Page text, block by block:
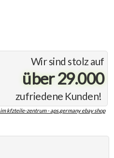
Wir sind stolz auf
über 29.000
zufriedene Kunden!
im kfzteile-zentrum - aps.germany ebay shop